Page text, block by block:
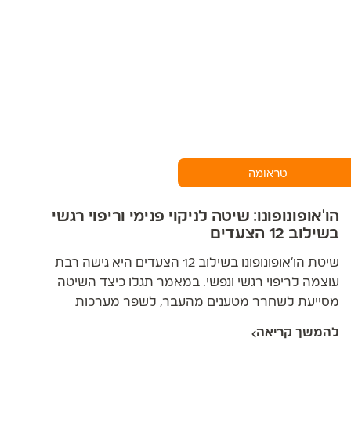
טראומה
הו'אופונופונו: שיטה לניקוי פנימי וריפוי רגשי
בשילוב 12 הצעדים
שיטת הו'אופונופונו בשילוב 12 הצעדים היא גישה רבת
עוצמה לריפוי רגשי ונפשי. במאמר תגלו כיצד השיטה
מסייעת לשחרר מטענים מהעבר, לשפר מערכות
להמשך קריאה